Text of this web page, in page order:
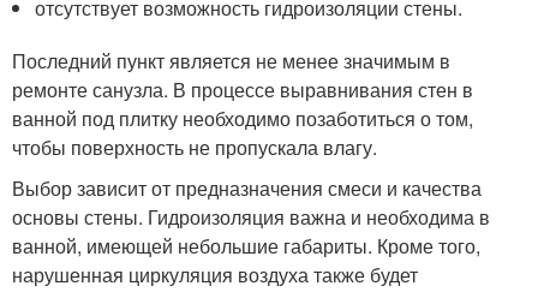
отсутствует возможность гидроизоляции стены.
Последний пункт является не менее значимым в
ремонте санузла. В процессе выравнивания стен в
ванной под плитку необходимо позаботиться о том,
чтобы поверхность не пропускала влагу.
Выбор зависит от предназначения смеси и качества
основы стены. Гидроизоляция важна и необходима в
ванной, имеющей небольшие габариты. Кроме того,
нарушенная циркуляция воздуха также будет